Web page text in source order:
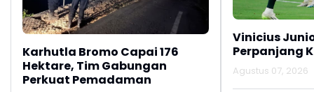
Karhutla Bromo Capai 176
Hektare, Tim Gabungan
Perkuat Pemadaman
Vinicius
Perpanjang
Agustus 07, 2026